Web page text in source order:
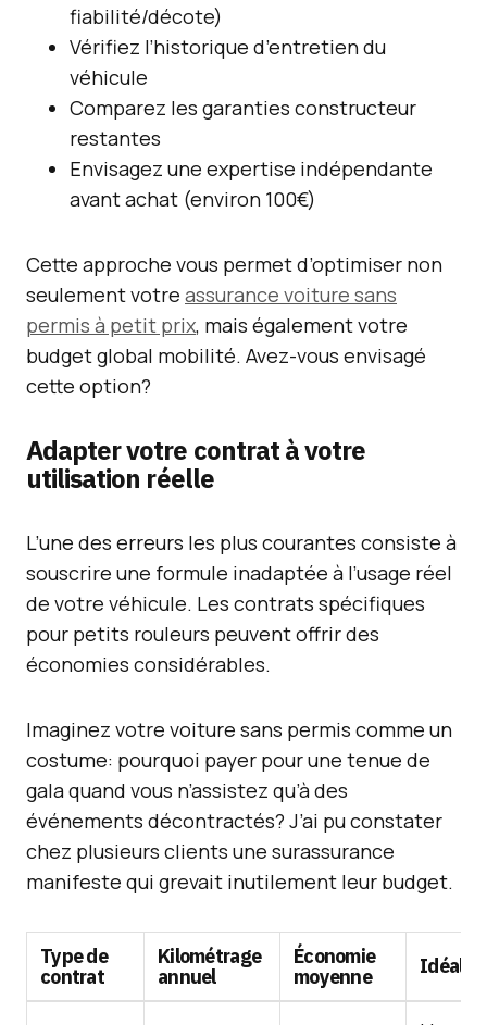
fiabilité/décote)
Vérifiez l’historique d’entretien du
véhicule
Comparez les garanties constructeur
restantes
Envisagez une expertise indépendante
avant achat (environ 100€)
Cette approche vous permet d’optimiser non
seulement votre assurance voiture sans
permis à petit prix, mais également votre
budget global mobilité. Avez-vous envisagé
cette option?
Adapter votre contrat à votre
utilisation réelle
L’une des erreurs les plus courantes consiste à
souscrire une formule inadaptée à l’usage réel
de votre véhicule. Les contrats spécifiques
pour petits rouleurs peuvent offrir des
économies considérables.
Imaginez votre voiture sans permis comme un
costume: pourquoi payer pour une tenue de
gala quand vous n’assistez qu’à des
événements décontractés? J’ai pu constater
chez plusieurs clients une surassurance
manifeste qui grevait inutilement leur budget.
Type de
contrat
Kilométrage
annuel
Économie
moyenne
Idéal